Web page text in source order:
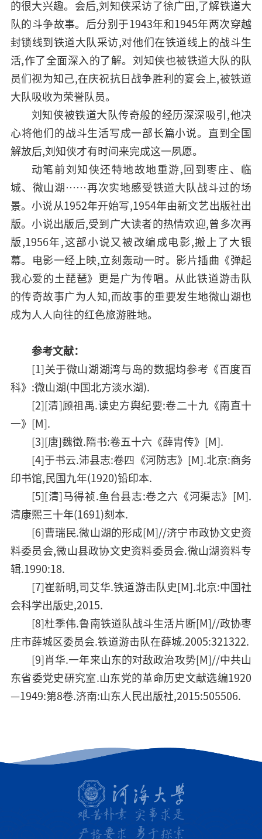
的很大兴趣。会后,刘知侠采访了徐广田,了解铁道大
队的斗争故事。后分别于1943年和1945年两次穿越
封锁线到铁道大队采访,对他们在铁道线上的战斗生
活,作了全面深入的了解。刘知侠也被铁道大队的队
员们视为知己,在庆祝抗日战争胜利的宴会上,被铁道
大队吸收为荣誉队员。
刘知侠被铁道大队传奇般的经历深深吸引,他决
心将他们的战斗生活写成一部长篇小说。直到全国
解放后,刘知侠才有时间来完成这一夙愿。
动笔前刘知侠还特地故地重游,回到枣庄、临
城、微山湖……再次实地感受铁道大队战斗过的场
景。小说从1952年开始写,1954年由新文艺出版社出
版。小说出版后,受到广大读者的热情欢迎,曾多次再
版,1956年,这部小说又被改编成电影,搬上了大银
幕。电影一经上映,立刻轰动一时。影片插曲《弹起
我心爱的土琵琶》更是广为传唱。从此铁道游击队
的传奇故事广为人知,而故事的重要发生地微山湖也
成为人人向往的红色旅游胜地。
参考文献：
[1]关于微山湖湖湾与岛的数据均参考《百度百
科》:微山湖(中国北方淡水湖).
[2][清]顾祖禹.读史方舆纪要:卷二十九《南直十
一》[M].
[3][唐]魏徵.隋书:卷五十六《薛胄传》[M].
[4]于书云.沛县志:卷四《河防志》[M].北京:商务
印书馆,民国九年(1920)铅印本.
[5][清]马得祯.鱼台县志:卷之六《河渠志》[M].
清康熙三十年(1691)刻本.
[6]曹瑞民.微山湖的形成[M]//济宁市政协文史资
料委员会,微山县政协文史资料委员会.微山湖资料专
辑.1990:18.
[7]崔新明,司艾华.铁道游击队史[M].北京:中国社
会科学出版史,2015.
[8]杜季伟.鲁南铁道队战斗生活片断[M]//政协枣
庄市薛城区委员会.铁道游击队在薛城.2005:321322.
[9]肖华.一年来山东的对敌政治攻势[M]//中共山
东省委党史研究室.山东党的革命历史文献选编1920
—1949:第8卷.济南:山东人民出版社,2015:505506.